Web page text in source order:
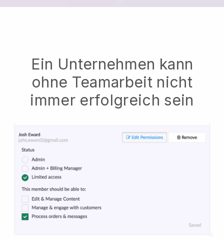
Ein Unternehmen kann
ohne Teamarbeit nicht
immer erfolgreich sein